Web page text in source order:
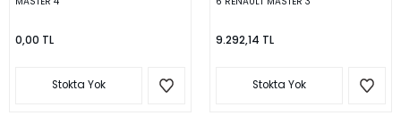
0,00 TL
Stokta Yok
9.292,14 TL
Stokta Yok